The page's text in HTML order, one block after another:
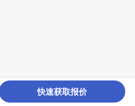
快速获取报价